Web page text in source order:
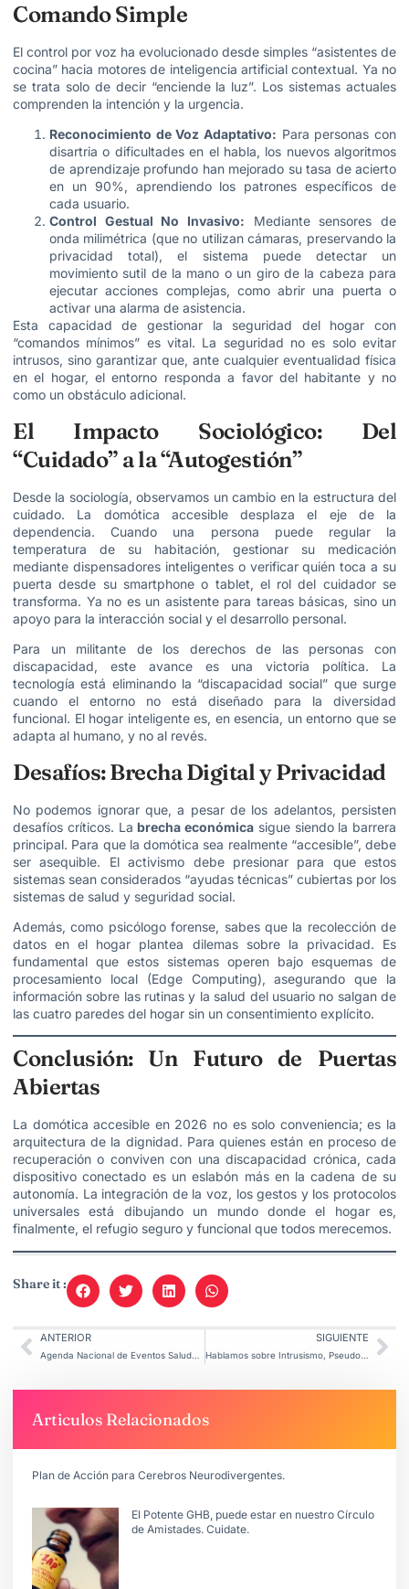
Comando Simple
El control por voz ha evolucionado desde simples “asistentes de
cocina” hacia motores de inteligencia artificial contextual. Ya no
se trata solo de decir “enciende la luz”. Los sistemas actuales
comprenden la intención y la urgencia.
Reconocimiento de Voz Adaptativo: Para personas con
disartria o dificultades en el habla, los nuevos algoritmos
de aprendizaje profundo han mejorado su tasa de acierto
en un 90%, aprendiendo los patrones específicos de
cada usuario.
Control Gestual No Invasivo: Mediante sensores de
onda milimétrica (que no utilizan cámaras, preservando la
privacidad total), el sistema puede detectar un
movimiento sutil de la mano o un giro de la cabeza para
ejecutar acciones complejas, como abrir una puerta o
activar una alarma de asistencia.
Esta capacidad de gestionar la seguridad del hogar con
“comandos mínimos” es vital. La seguridad no es solo evitar
intrusos, sino garantizar que, ante cualquier eventualidad física
en el hogar, el entorno responda a favor del habitante y no
como un obstáculo adicional.
El Impacto Sociológico: Del
“Cuidado” a la “Autogestión”
Desde la sociología, observamos un cambio en la estructura del
cuidado. La domótica accesible desplaza el eje de la
dependencia. Cuando una persona puede regular la
temperatura de su habitación, gestionar su medicación
mediante dispensadores inteligentes o verificar quién toca a su
puerta desde su smartphone o tablet, el rol del cuidador se
transforma. Ya no es un asistente para tareas básicas, sino un
apoyo para la interacción social y el desarrollo personal.
Para un militante de los derechos de las personas con
discapacidad, este avance es una victoria política. La
tecnología está eliminando la “discapacidad social” que surge
cuando el entorno no está diseñado para la diversidad
funcional. El hogar inteligente es, en esencia, un entorno que se
adapta al humano, y no al revés.
Desafíos: Brecha Digital y Privacidad
No podemos ignorar que, a pesar de los adelantos, persisten
desafíos críticos. La brecha económica sigue siendo la barrera
principal. Para que la domótica sea realmente “accesible”, debe
ser asequible. El activismo debe presionar para que estos
sistemas sean considerados “ayudas técnicas” cubiertas por los
sistemas de salud y seguridad social.
Además, como psicólogo forense, sabes que la recolección de
datos en el hogar plantea dilemas sobre la privacidad. Es
fundamental que estos sistemas operen bajo esquemas de
procesamiento local (Edge Computing), asegurando que la
información sobre las rutinas y la salud del usuario no salgan de
las cuatro paredes del hogar sin un consentimiento explícito.
Conclusión: Un Futuro de Puertas
Abiertas
La domótica accesible en 2026 no es solo conveniencia; es la
arquitectura de la dignidad. Para quienes están en proceso de
recuperación o conviven con una discapacidad crónica, cada
dispositivo conectado es un eslabón más en la cadena de su
autonomía. La integración de la voz, los gestos y los protocolos
universales está dibujando un mundo donde el hogar es,
finalmente, el refugio seguro y funcional que todos merecemos.
Share it :
ANTERIOR SIGUIENTE
Hablamos sobre Intrusismo, Pseudoterapias y el Riesgo de la IA.
Articulos Relacionados
Plan de Acción para Cerebros Neurodivergentes.
El Potente GHB, puede estar en nuestro Círculo
de Amistades. Cuidate.